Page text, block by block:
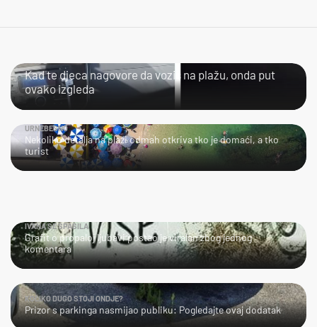
KAOS
Kad te djeca nagovore da voziš na plažu, onda put
ovako izgleda
URNEBESNO
Nekoliko detalja na plaži odmah otkriva tko je domaći, a tko
turist
IVANA SE SPASILA
Grafit o propaloj ljubavi postao je viralan zbog jednog
komentara
KOLIKO DUGO STOJI ONDJE?
Prizor s parkinga nasmijao publiku: Pogledajte ovaj dodatak